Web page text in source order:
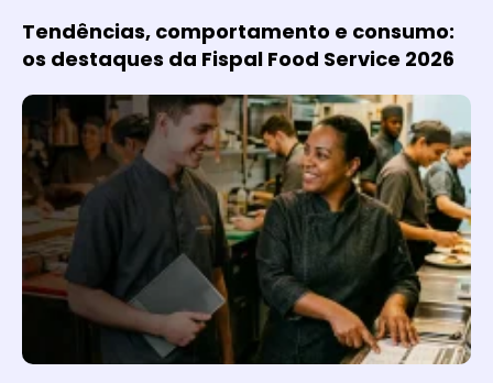
Tendências, comportamento e consumo:
os destaques da Fispal Food Service 2026